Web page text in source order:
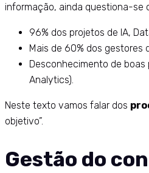
informação, ainda questiona-se
96% dos projetos de IA,
Mais de 60% dos gestores
Desconhecimento de
Analytics).
Neste texto vamos falar dos
objetivo”.
Gestão do